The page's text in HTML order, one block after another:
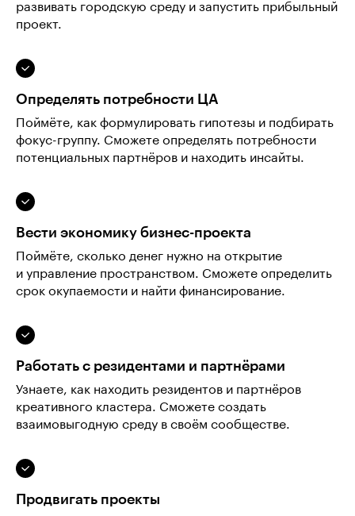
развивать городскую среду и запустить прибыльный
проект.
Определять потребности ЦА
Поймёте, как формулировать гипотезы и подбирать
фокус-группу. Сможете определять потребности
потенциальных партнёров и находить инсайты.
Вести экономику бизнес-проекта
Поймёте, сколько денег нужно на открытие
и управление пространством. Сможете определить
срок окупаемости и найти финансирование.
Работать с резидентами и партнёрами
Узнаете, как находить резидентов и партнёров
креативного кластера. Сможете создать
взаимовыгодную среду в своём сообществе.
Продвигать проекты